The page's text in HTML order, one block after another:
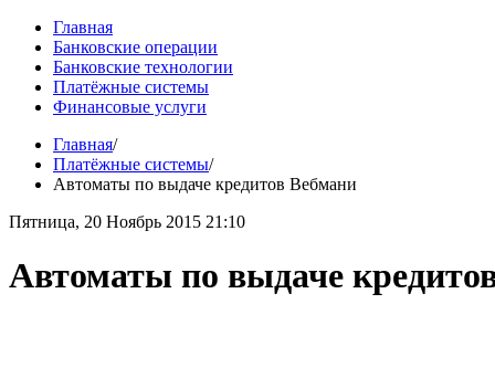
Главная
Банковские операции
Банковские технологии
Платёжные системы
Финансовые услуги
Главная/
Платёжные системы/
Автоматы по выдаче кредитов Вебмани
Пятница, 20 Ноябрь 2015 21:10
Автоматы по выдаче